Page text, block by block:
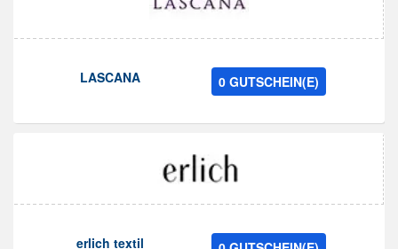
LASCANA 0 GUTSCHEIN(E)
erlich textil